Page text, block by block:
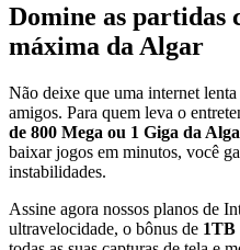
Domine as partidas
máxima da Algar
Não deixe que uma internet
amigos. Para quem leva o
de 800 Mega ou 1 Giga da
baixar jogos em minutos, você
instabilidades.
Assine agora nossos planos de
ultravelocidade, o bônus de 1TB